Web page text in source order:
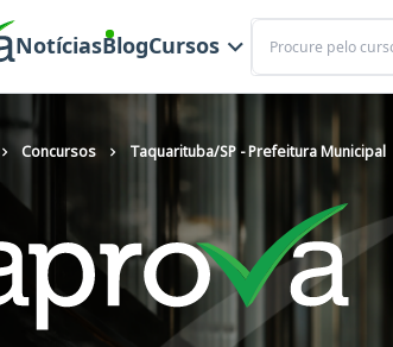
NotíciasBlogCursos
Buscar
Concursos Taquarituba/SP - Prefeitura Municipal